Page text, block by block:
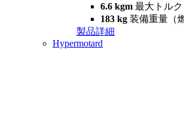
6.6 kgm 最大トルク
183 kg 装備重量（
製品詳細
Hypermotard